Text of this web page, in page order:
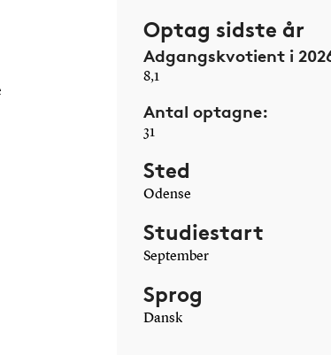
Optag sidste år
Adgangskvotient i
8,1
Antal optagne:
31
Sted
Odense
Studiestart
September
Sprog
Dansk